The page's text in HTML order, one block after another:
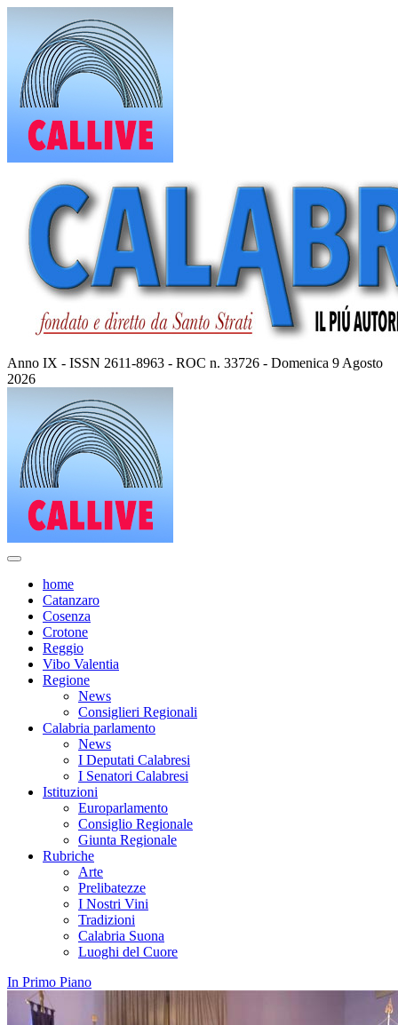
contenuto
Anno IX - ISSN 2611-8963 - ROC n. 33726 - Domenica 9 Agosto
2026
home
Catanzaro
Cosenza
Crotone
Reggio
Vibo Valentia
Regione
News
Consiglieri Regionali
Calabria parlamento
News
I Deputati Calabresi
I Senatori Calabresi
Istituzioni
Europarlamento
Consiglio Regionale
Giunta Regionale
Rubriche
Arte
Prelibatezze
I Nostri Vini
Tradizioni
Calabria Suona
Luoghi del Cuore
In Primo Piano